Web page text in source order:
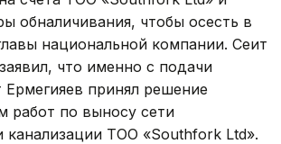
обналичивания, чтобы осесть в
национальной компании. Сеит
что именно с подачи
Ермегияев принял решение
работ по выносу сети
канализации ТОО «Southfork Ltd».